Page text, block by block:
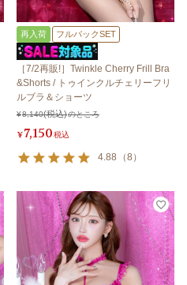
再入荷 フルバックSET
［7/2再販!］Twinkle Cherry Frill Bra
&Shorts / トゥインクルチェリーフリ
ルブラ＆ショーツ
¥8,140 のところ
¥7,150税込
4.88 （8 ）